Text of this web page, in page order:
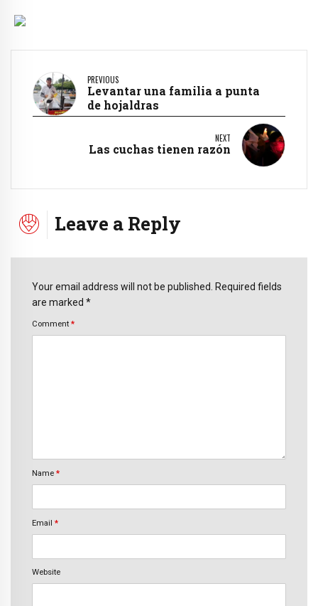
PREVIOUS
Levantar una familia a punta
de hojaldras
NEXT
Las cuchas tienen razón
Leave a Reply
Your email address will not be published. Required fields
are marked *
Comment *
Name *
Email *
Website